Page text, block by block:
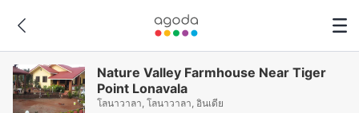
Nature Valley Farmhouse Near Tiger
Point Lonavala
โลนาวาลา, โลนาวาลา, อินเดีย